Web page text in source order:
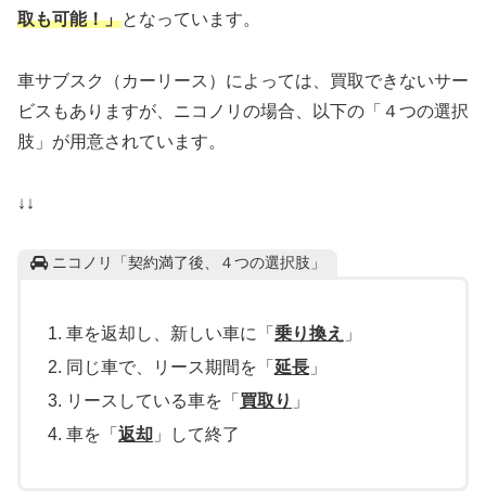
取も可能！」となっています。
車サブスク（カーリース）によっては、買取できないサー
ビスもありますが、ニコノリの場合、以下の「４つの選択
肢」が用意されています。
↓↓
ニコノリ「契約満了後、４つの選択肢」
車を返却し、新しい車に「 乗り換え 」
同じ車で、リース期間を「 延長」
リースしている車を「 買取り 」
車を「 返却」して終了